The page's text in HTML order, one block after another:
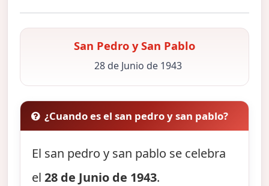
San Pedro y San Pablo
28 de Junio de 1943
¿Cuando es el san pedro y san pablo?
El san pedro y san pablo se celebra
el28 de Junio de 1943.